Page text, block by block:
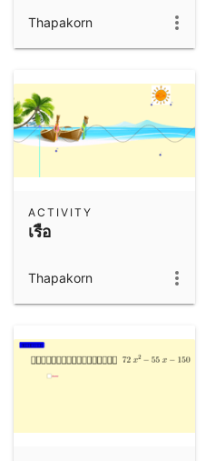
Thapakorn
เรือ
ACTIVITY
Thapakorn